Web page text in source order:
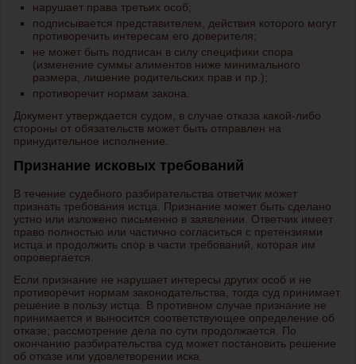
нарушает права третьих особ;
подписывается представителем, действия которого могут
противоречить интересам его доверителя;
не может быть подписан в силу специфики спора
(изменение суммы алиментов ниже минимального
размера, лишение родительских прав и пр.);
противоречит нормам закона.
Документ утверждается судом, в случае отказа какой-либо
стороны от обязательств может быть отправлен на
принудительное исполнение.
Признание исковых требований
В течение судебного разбирательства ответчик может
признать требования истца. Признание может быть сделано
устно или изложено письменно в заявлении. Ответчик имеет
право полностью или частично согласиться с претензиями
истца и продолжить спор в части требований, которая им
опровергается.
Если признание не нарушает интересы других особ и не
противоречит нормам законодательства, тогда суд принимает
решение в пользу истца. В противном случае признание не
принимается и выносится соответствующее определение об
отказе; рассмотрение дела по сути продолжается. По
окончанию разбирательства суд может постановить решение
об отказе или удовлетворении иска.